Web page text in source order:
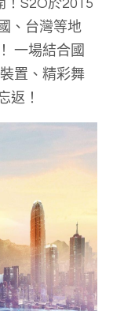
！S2O於2015
、台灣等地
一場結合國
置、精彩舞
返！